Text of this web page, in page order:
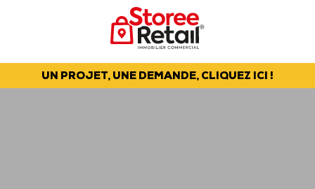
UN PROJET, UNE DEMANDE, CLIQUEZ ICI !